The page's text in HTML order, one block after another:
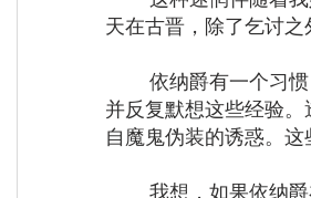
天在古晋，除了乞讨
并反复默想这些经验
自魔鬼伪装的诱惑。